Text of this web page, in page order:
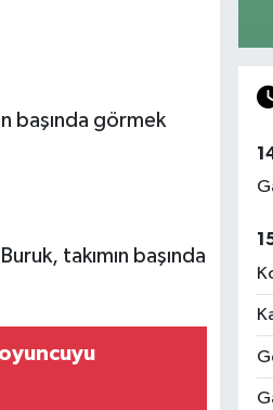
başında görmek
takımın başında